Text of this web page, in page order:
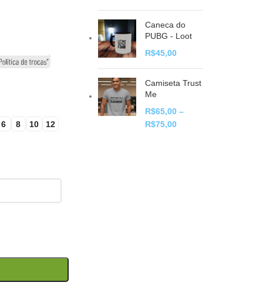
6 8 10 12
Caneca do
PUBG - Loot
R$45,00
Camiseta Trust
Me
R$65,00 –
R$75,00